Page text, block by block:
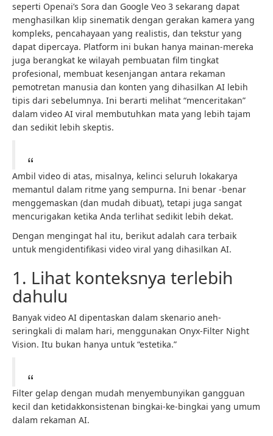
seperti Openai’s Sora dan Google Veo 3 sekarang dapat
menghasilkan klip sinematik dengan gerakan kamera yang
kompleks, pencahayaan yang realistis, dan tekstur yang
dapat dipercaya. Platform ini bukan hanya mainan-mereka
juga berangkat ke wilayah pembuatan film tingkat
profesional, membuat kesenjangan antara rekaman
pemotretan manusia dan konten yang dihasilkan AI lebih
tipis dari sebelumnya. Ini berarti melihat “menceritakan”
dalam video AI viral membutuhkan mata yang lebih tajam
dan sedikit lebih skeptis.
Ambil video di atas, misalnya, kelinci seluruh lokakarya
memantul dalam ritme yang sempurna. Ini benar -benar
menggemaskan (dan mudah dibuat), tetapi juga sangat
mencurigakan ketika Anda terlihat sedikit lebih dekat.
Dengan mengingat hal itu, berikut adalah cara terbaik
untuk mengidentifikasi video viral yang dihasilkan AI.
1. Lihat konteksnya terlebih
dahulu
Banyak video AI dipentaskan dalam skenario aneh-
seringkali di malam hari, menggunakan Onyx-Filter Night
Vision. Itu bukan hanya untuk “estetika.”
Filter gelap dengan mudah menyembunyikan gangguan
kecil dan ketidakkonsistenan bingkai-ke-bingkai yang umum
dalam rekaman AI.